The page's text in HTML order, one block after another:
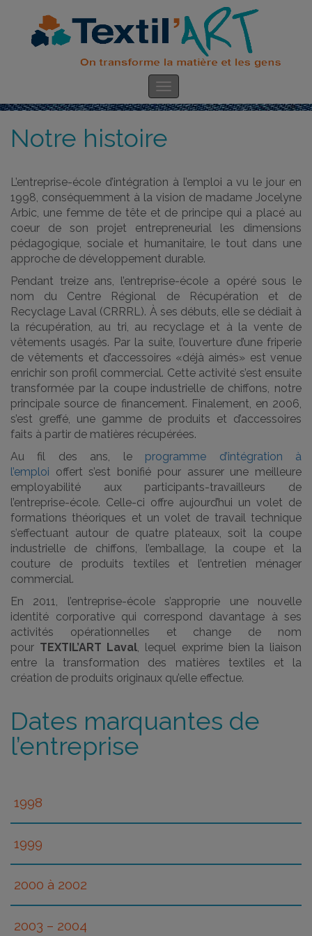
Notre histoire
L’entreprise-école d’intégration à l’emploi a vu le jour en
1998, conséquemment à la vision de madame Jocelyne
Arbic, une femme de tête et de principe qui a placé au
coeur de son projet entrepreneurial les dimensions
pédagogique, sociale et humanitaire, le tout dans une
approche de développement durable.
Pendant treize ans, l’entreprise-école a opéré sous le
nom du Centre Régional de Récupération et de
Recyclage Laval (CRRRL). À ses débuts, elle se dédiait à
la récupération, au tri, au recyclage et à la vente de
vêtements usagés. Par la suite, l’ouverture d’une friperie
de vêtements et d’accessoires «déjà aimés» est venue
enrichir son profil commercial. Cette activité s’est ensuite
transformée par la coupe industrielle de chiffons, notre
principale source de financement. Finalement, en 2006,
s’est greffé, une gamme de produits et d’accessoires
faits à partir de matières récupérées.
Au fil des ans, le programme d’intégration à
l’emploi offert s’est bonifié pour assurer une meilleure
employabilité aux participants-travailleurs de
l’entreprise-école. Celle-ci offre aujourd’hui un volet de
formations théoriques et un volet de travail technique
s’effectuant autour de quatre plateaux, soit la coupe
industrielle de chiffons, l’emballage, la coupe et la
couture de produits textiles et l’entretien ménager
commercial.
En 2011, l’entreprise-école s’approprie une nouvelle
identité corporative qui correspond davantage à ses
activités opérationnelles et change de nom
pour TEXTIL’ART Laval, lequel exprime bien la liaison
entre la transformation des matières textiles et la
création de produits originaux qu’elle effectue.
Dates marquantes de
l’entreprise
1998
Accueil des premiers participants-travailleurs
1999
L’entreprise-école s’agrandit : déménagement
2000 à 2002
Signature du premier contrat d’exportation des
2003 – 2004